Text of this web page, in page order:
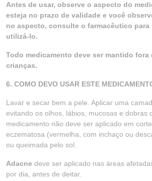
Antes de usar, observe o aspecto do
esteja no prazo de validade e você
no aspecto, consulte o farmacêutico para
utilizá-lo.
Todo medicamento deve ser mantido fora
crianças.
6. COMO DEVO USAR ESTE
Lavar e secar bem a pele. Aplicar uma
evitando os olhos, lábios, mucosas e dobras
medicamento não deve ser aplicado em
eczematosa (vermelha, com inchaço ou
ou queimada pelo sol.
Adacne deve ser aplicado nas áreas
por dia, antes de deitar.